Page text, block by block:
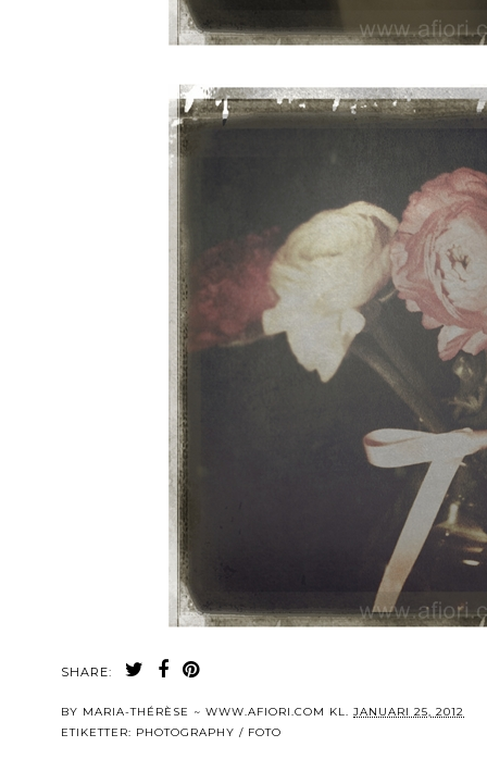
SHARE:
BY MARIA-THÉRÈSE ~ WWW.AFIORI.COM KL. JANUARI 25, 2012
ETIKETTER: PHOTOGRAPHY / FOTO